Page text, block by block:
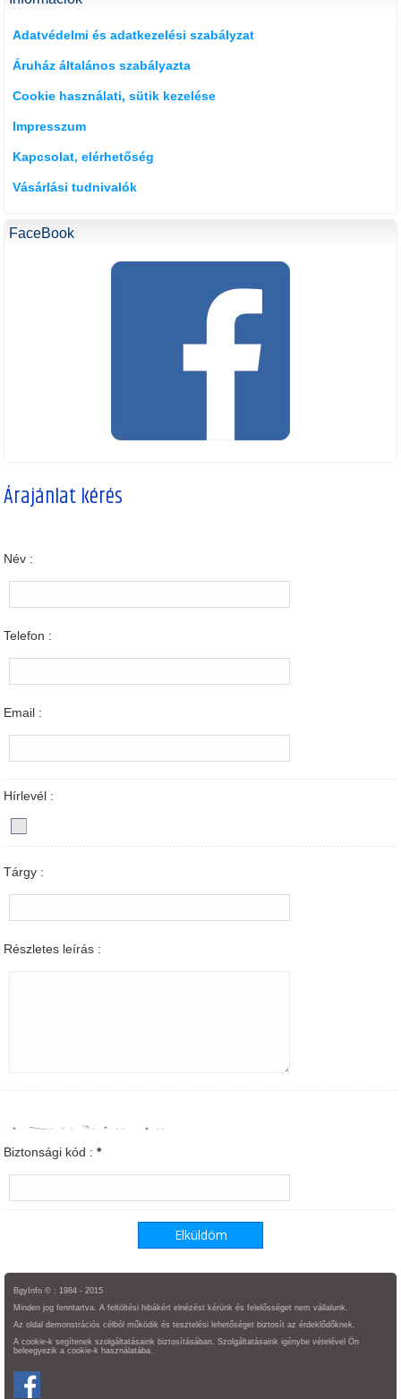
Adatvédelmi és adatkezelési szabályzat
Áruház általános szabályazta
Cookie használati, sütik kezelése
Impresszum
Kapcsolat, elérhetőség
Vásárlási tudnivalók
FaceBook
Árajánlat kérés
Név :
Telefon :
Email :
Hírlevél :
Tárgy :
Részletes leírás :
Biztonsági kód :*
BgyInfo © : 1984 - 2015
Minden jog fenntartva. A feltöltési hibákért elnézést kérünk és felelősséget nem vállalunk.
Az oldal demonstrációs célból működik és tesztelési lehetőséget biztosít az érdeklődőknek.
A cookie-k segítenek szolgáltatásaink biztosításában. Szolgáltatásaink igénybe vételével Ön
beleegyezik a cookie-k használatába.